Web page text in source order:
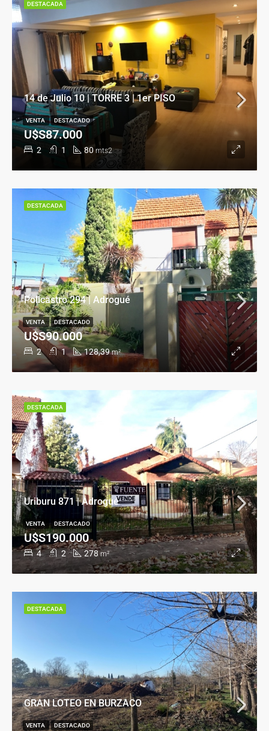
14 de Julio 10 | TORRE 3 | 1er PISO
2 1 80 mts2
U$S87.000
VENTA DESTACADO
DESTACADA
Policastro 294 | Adrogué
2 1 128,39 m²
U$S90.000
VENTA DESTACADO
DESTACADA
Uriburu 871 | Adrogué
4 2 278 m²
U$S190.000
VENTA DESTACADO
DESTACADA
GRAN LOTEO EN BURZACO
VENTA DESTACADO
DESTACADA